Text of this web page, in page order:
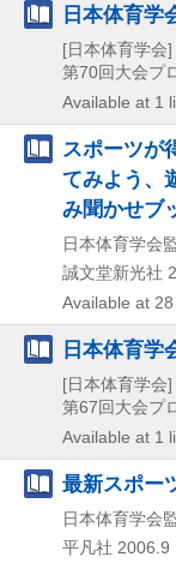
日本体育学
[日本体育学会]
第70回大会プ
Available at 1
スポーツが
てみよう、
み聞かせブ
日本体育学会
誠文堂新光社
Available at
日本体育学
[日本体育学会]
第67回大会プ
Available at 1
最新スポー
日本体育学会
平凡社 2006.9